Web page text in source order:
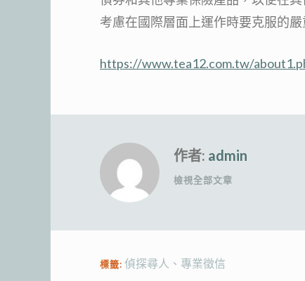
考慮在國際層面上運作時要克服的嚴
https://www.tea12.com.tw/
作者: admin
檢視全部文章
標籤: 偵探尋人 、 專業徵信